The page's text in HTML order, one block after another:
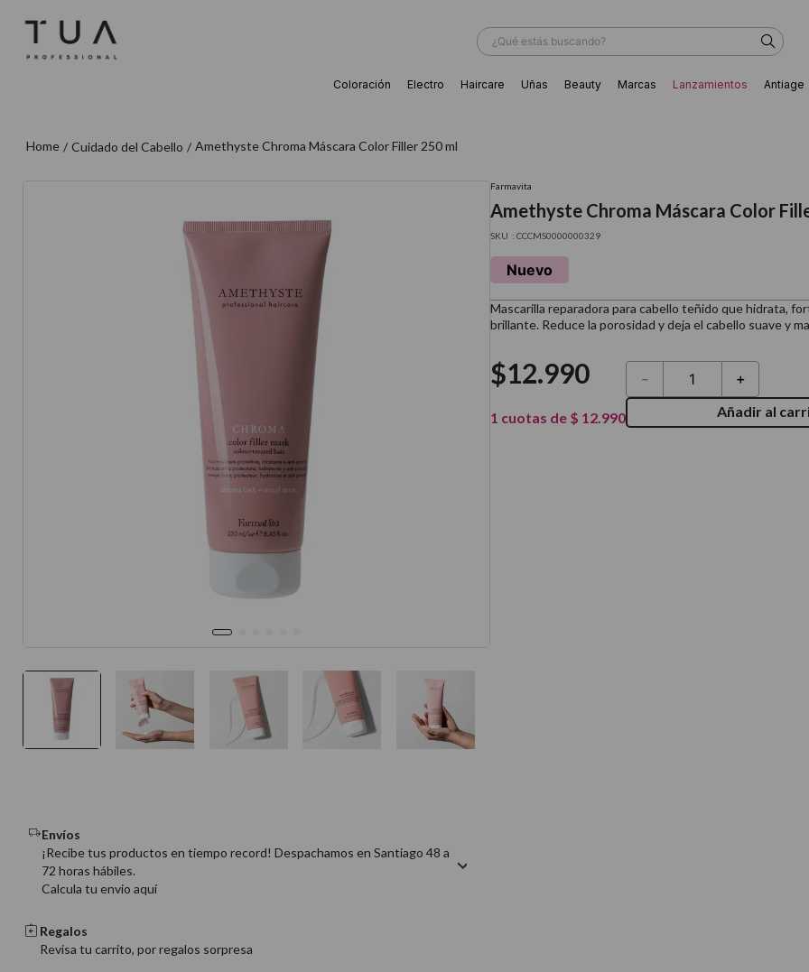
¿Qué estás buscando?
Coloración Electro Haircare Uñas Beauty Marcas Lanzamientos Antiage
Cuidado del Cabello Amethyste Chroma Máscara Color Filler 250 ml
Envíos
¡Recibe tus productos en tiempo record! Despachamos en Santiago 48 a
72 horas hábiles.
Calcula tu envio aquí
Regalos
Revisa tu carrito, por regalos sorpresa
Farmavita
Amethyste Chroma Máscara Color
: CCCMS0000000329
Nuevo
Mascarilla reparadora para cabello teñido que hidrata,
brillante. Reduce la porosidad y deja el cabello suave y
$12.990
1 cuotas de $ 12.990
＋
－
Añadir al
4
6.
7
8